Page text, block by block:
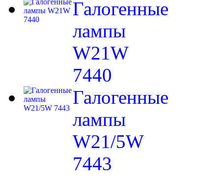
Галогенные
лампы
W21W
7440
Галогенные
лампы
W21/5W
7443